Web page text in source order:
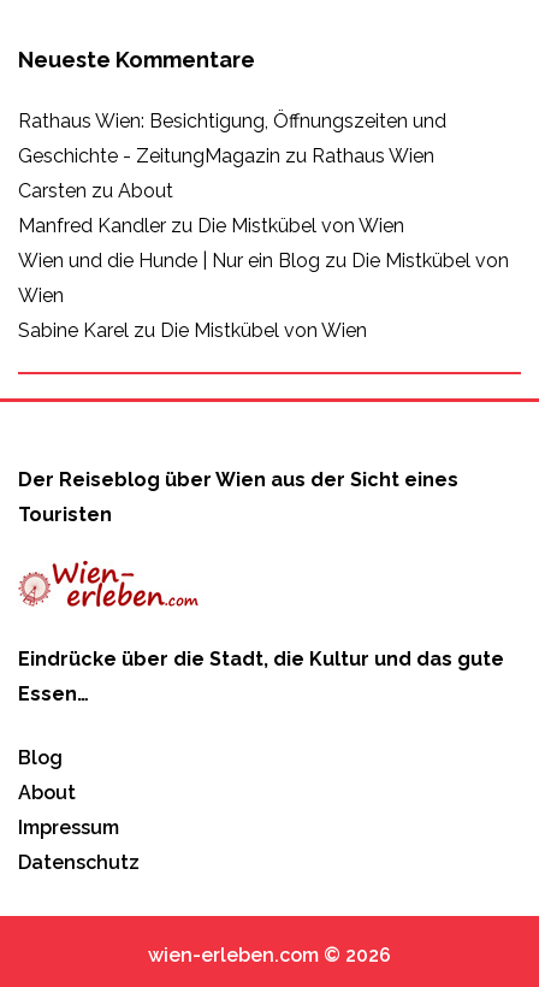
Neueste Kommentare
Rathaus Wien: Besichtigung, Öffnungszeiten und
Geschichte - ZeitungMagazin zu Rathaus Wien
Carsten zu About
Manfred Kandler zu Die Mistkübel von Wien
Wien und die Hunde | Nur ein Blog zu Die Mistkübel von
Wien
Sabine Karel zu Die Mistkübel von Wien
Der Reiseblog über Wien aus der Sicht eines
Touristen
Eindrücke über die Stadt, die Kultur und das gute
Essen…
Blog
About
Impressum
Datenschutz
wien-erleben.com © 2026